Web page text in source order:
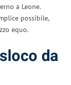
a Leone.
possibile,
equo.
da